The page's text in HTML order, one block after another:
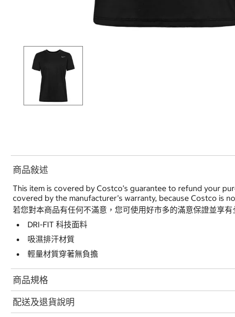
商品敍述
This item is covered by Costco’s guarantee to refund your
covered by the manufacturer’s warranty, because Costco is
若您對本商品有任何不滿意，您可使用好市多的滿意保證並享
DRI-FIT 科技面料
吸濕排汗材質
輕量材質穿著無負擔
商品規格
配送及退貨說明